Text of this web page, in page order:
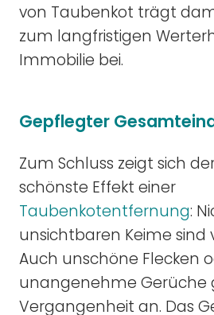
von Taubenkot trägt
zum langfristigen
Immobilie bei.
Gepflegter
Zum Schluss zeigt sich
schönste Effekt einer
Taubenkotentfernung:
unsichtbaren Keime sind
Auch unschöne Flecken
unangenehme Gerüche
Vergangenheit an. Das